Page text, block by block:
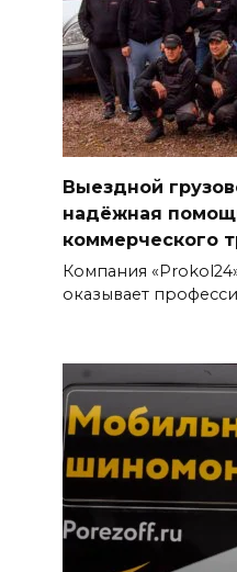
Выездной
надёжная
коммерческого
Компания
оказывает